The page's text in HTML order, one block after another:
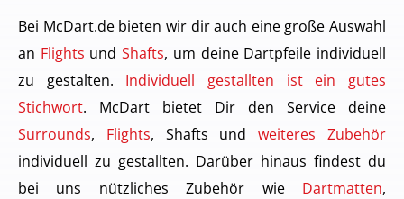
Bei McDart.de bieten wir dir auch eine große Auswahl
an Flights undShafts, um deine Dartpfeile individuell
zu gestalten. Individuell gestallten ist ein gutes
Stichwort. McDart bietet Dir den Service deine
Surrounds, Flights, Shafts undweiteres Zubehör
individuell zu gestallten. Darüber hinaus findest du
bei uns nützliches Zubehör wie Dartmatten,